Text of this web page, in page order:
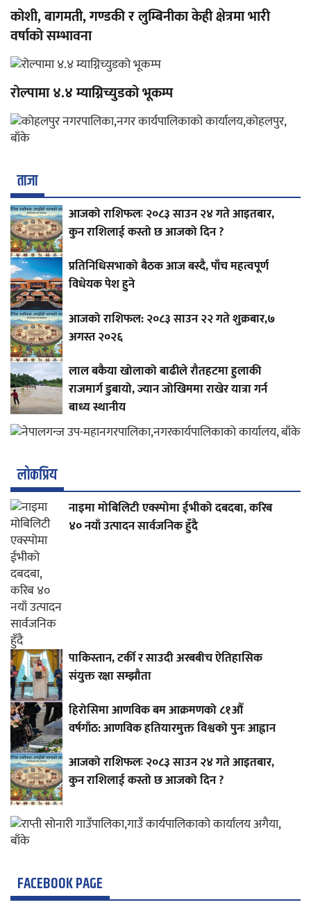
कोशी, बागमती, गण्डकी र लुम्बिनीका केही क्षेत्रमा भारी
वर्षाको सम्भावना
रोल्पामा ४.४ म्याग्निच्युडको भूकम्प
ताजा
आजको राशिफलः २०८३ साउन २४ गते आइतबार,
कुन राशिलाई कस्तो छ आजको दिन ?
प्रतिनिधिसभाको बैठक आज बस्दै, पाँच महत्वपूर्ण
विधेयक पेश हुने
आजको राशिफल: २०८३ साउन २२ गते शुक्रबार,७
अगस्त २०२६
लाल बकैया खोलाको बाढीले रौतहटमा हुलाकी
राजमार्ग डुबायो, ज्यान जोखिममा राखेर यात्रा गर्न
बाध्य स्थानीय
लाेकप्रिय
नाइमा मोबिलिटी एक्स्पोमा ईभीको दबदबा, करिब
४० नयाँ उत्पादन सार्वजनिक हुँदै
पाकिस्तान, टर्की र साउदी अरबबीच ऐतिहासिक
संयुक्त रक्षा सम्झौता
हिरोसिमा आणविक बम आक्रमणको ८१औँ
वर्षगाँठ: आणविक हतियारमुक्त विश्वको पुनः आह्वान
आजको राशिफलः २०८३ साउन २४ गते आइतबार,
कुन राशिलाई कस्तो छ आजको दिन ?
FACEBOOK PAGE